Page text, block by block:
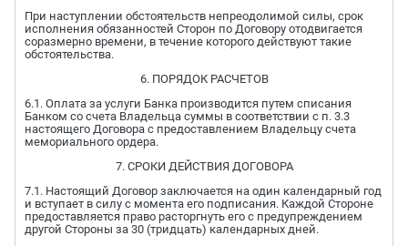
При наступлении обстоятельств непреодолимой силы, срок
исполнения обязанностей Сторон по Договору отодвигается
соразмерно времени, в течение которого действуют такие
обстоятельства.
6. ПОРЯДОК РАСЧЕТОВ
6.1. Оплата за услуги Банка производится путем списания
Банком со счета Владельца суммы в соответствии с п. 3.3
настоящего Договора с предоставлением Владельцу счета
мемориального ордера.
7. СРОКИ ДЕЙСТВИЯ ДОГОВОРА
7.1. Настоящий Договор заключается на один календарный год
и вступает в силу с момента его подписания. Каждой Стороне
предоставляется право расторгнуть его с предупреждением
другой Стороны за 30 (тридцать) календарных дней.